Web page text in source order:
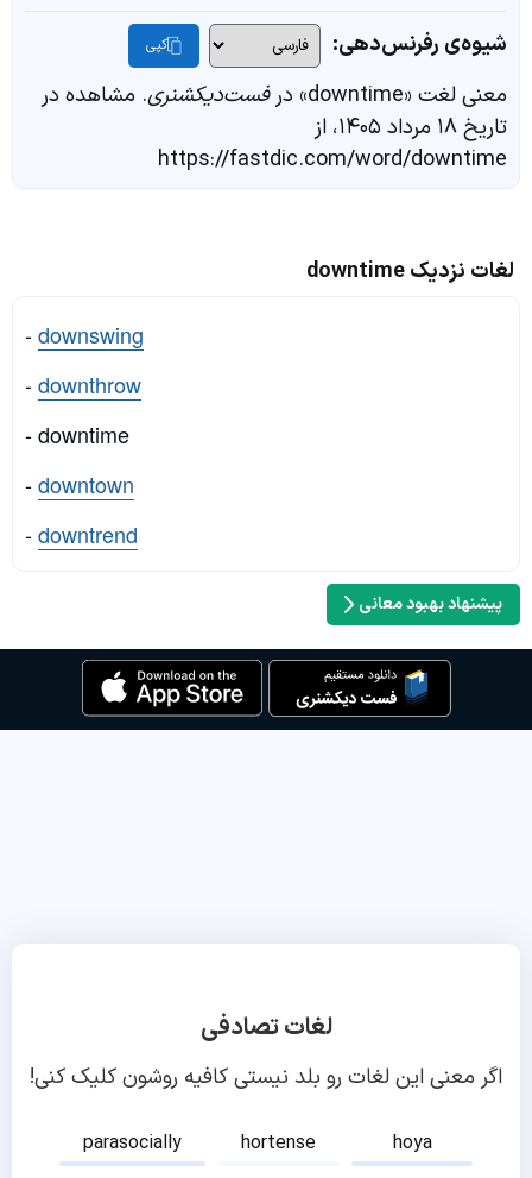
شیوه‌ی رفرنس‌دهی: کپی
معنی لغت «downtime» در فست‌دیکشنری. مشاهده در
تاریخ ۱۸ مرداد ۱۴۰۵، از
https://fastdic.com/word/downtime
لغات نزدیک downtime
-downswing
-downthrow
- downtime
-downtown
-downtrend
پیشنهاد بهبود معانی
لغات تصادفی
اگر معنی این لغات رو بلد نیستی کافیه روشون کلیک کنی!
parasocially hortense
hoya